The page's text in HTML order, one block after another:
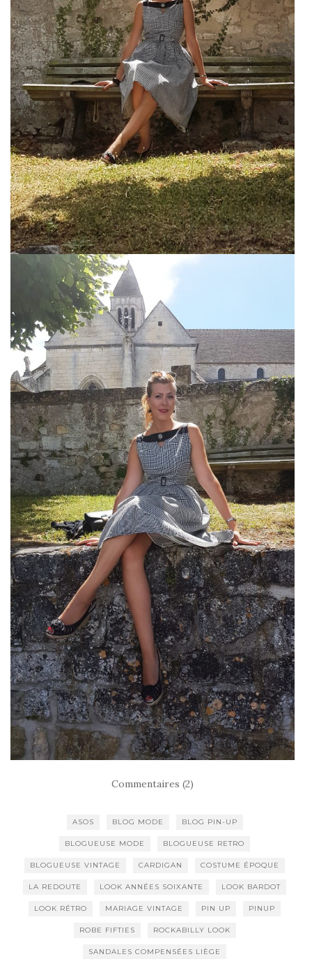
Commentaires (2)
ASOS BLOG MODE BLOG PIN-UP
BLOGUEUSE MODE BLOGUEUSE RETRO
BLOGUEUSE VINTAGE CARDIGAN COSTUME ÉPOQUE
LA REDOUTE LOOK ANNÉES SOIXANTE LOOK BARDOT
LOOK RÉTRO MARIAGE VINTAGE PIN UP PINUP
ROBE FIFTIES ROCKABILLY LOOK
SANDALES COMPENSÉES LIÈGE